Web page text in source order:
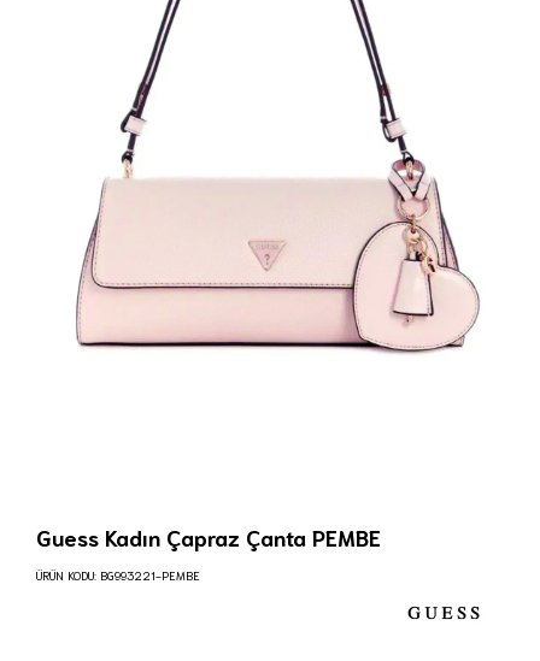
Guess Kadın Çapraz Çanta PEMBE
ÜRÜN KODU: BG993221-PEMBE